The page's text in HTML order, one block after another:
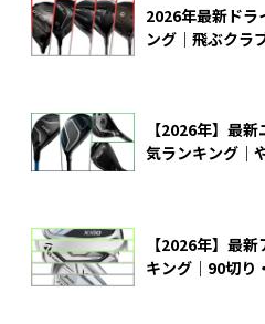
2026年最新ドラ
ング｜飛ぶクラ
【2026年】最
気ランキング｜
【2026年】最
キング｜90切り